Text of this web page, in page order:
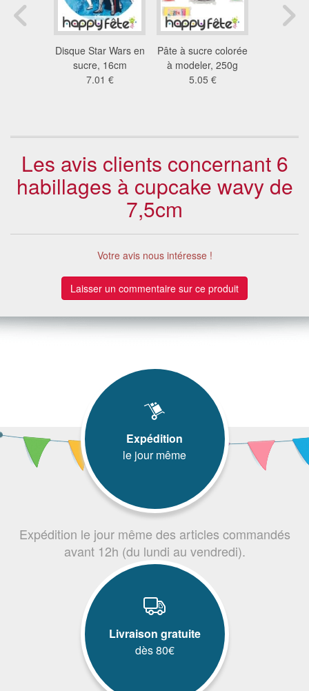
Disque Star Wars en
sucre, 16cm
7.01 €
Pâte à sucre colorée
à modeler, 250g
5.05 €
Les avis clients concernant 6
habillages à cupcake wavy de
7,5cm
Votre avis nous intéresse !
Laisser un commentaire sur ce produit
Expédition
le jour même
Expédition le jour même des articles commandés
avant 12h (du lundi au vendredi).
Livraison gratuite
dès 80€